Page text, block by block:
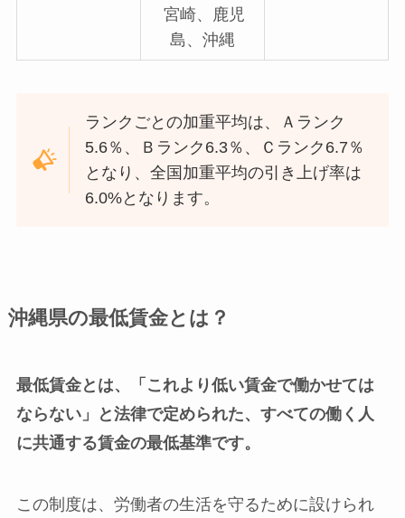
宮崎、鹿児
島、沖縄
ランクごとの加重平均は、Ａランク
5.6％、Ｂランク6.3％、Ｃランク6.7％
となり、全国加重平均の引き上げ率は
6.0%となります。
沖縄県の最低賃金とは？
最低賃金とは、「これより低い賃金で働かせては
ならない」と法律で定められた、すべての働く人
に共通する賃金の最低基準です。
この制度は、労働者の生活を守るために設けられ